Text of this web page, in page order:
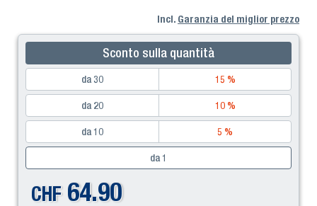
Incl. Garanzia del miglior prezzo
Sconto sulla quantità
da 30 15 %
da 20 10 %
da 10 5 %
da 1
CHF 64.90